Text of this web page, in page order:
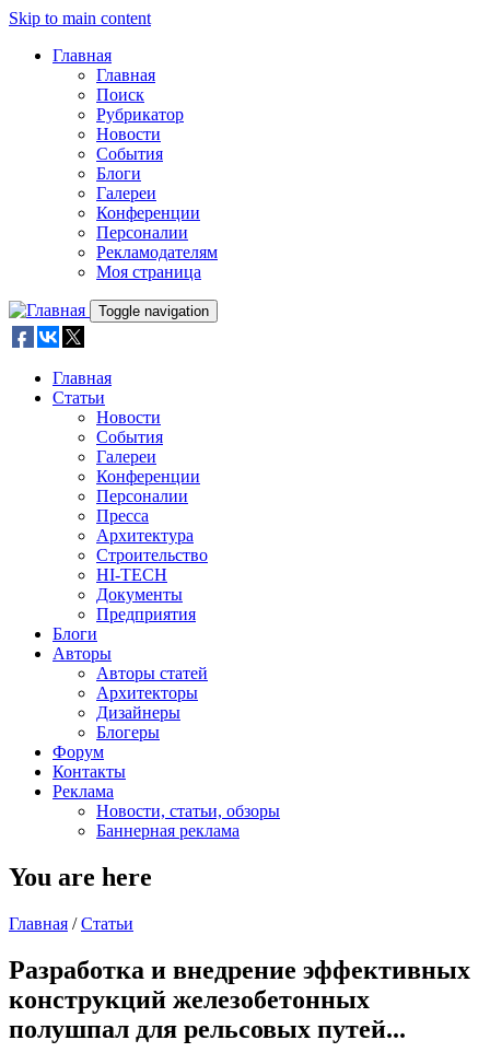
Skip to main content
Главная
Главная
Поиск
Рубрикатор
Новости
События
Блоги
Галереи
Конференции
Персоналии
Рекламодателям
Моя страница
Toggle navigation
Главная
Статьи
Новости
События
Галереи
Конференции
Персоналии
Пресса
Архитектура
Строительство
HI-TECH
Документы
Предприятия
Блоги
Авторы
Авторы статей
Архитекторы
Дизайнеры
Блогеры
Форум
Контакты
Реклама
Новости, статьи, обзоры
Баннерная реклама
You are here
Главная / Статьи
Разработка и внедрение эффективных
конструкций железобетонных
полушпал для рельсовых путей...